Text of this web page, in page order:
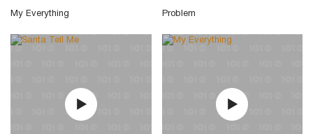
My Everything Problem